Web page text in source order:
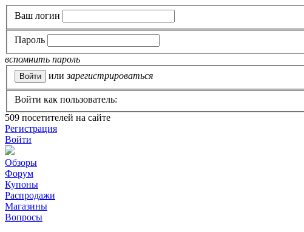
Ваш логин
Пароль
вспомнить пароль
или зарегистрироваться
Войти как пользователь:
509 посетителей на сайте
Регистрация
Войти
Обзоры
Форум
Купоны
Распродажи
Магазины
Вопросы